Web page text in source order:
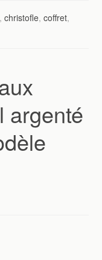
,christofle,coffret,
argenté